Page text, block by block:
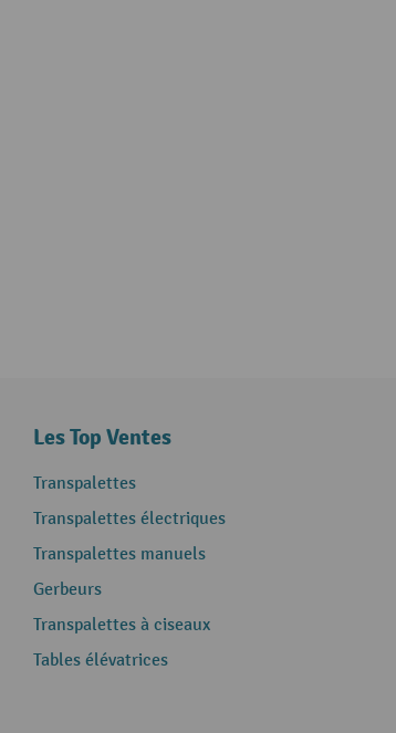
Les Top Ventes
Transpalettes
Transpalettes électriques
Transpalettes manuels
Gerbeurs
Transpalettes à ciseaux
Tables élévatrices